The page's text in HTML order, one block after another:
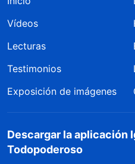
Vídeos
Lecturas
Testimonios
Exposición de imágenes
Descargar la aplicación
Todopoderoso